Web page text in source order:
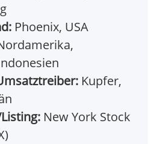
Phoenix, USA
Kupfer,
New York Stock